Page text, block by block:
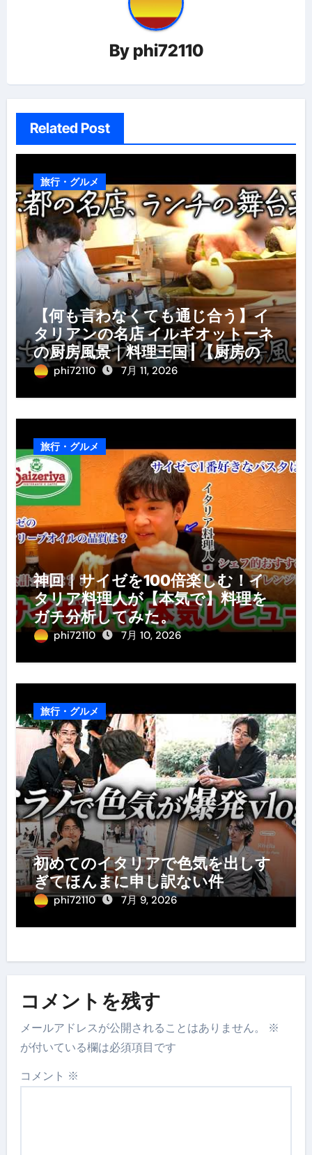
ョ
ン
By phi72110
Related Post
旅行・グルメ
【何も言わなくても通じ合う】イ
タリアンの名店 イルギオットーネ
の厨房風景｜料理王国 | 【厨房の世
界】【イタリアン】【営業風景】
phi72110 7月 11, 2026
旅行・グルメ
神回｜サイゼを100倍楽しむ！イ
タリア料理人が【本気で】料理を
ガチ分析してみた。
phi72110 7月 10, 2026
旅行・グルメ
初めてのイタリアで色気を出しす
ぎてほんまに申し訳ない件
phi72110 7月 9, 2026
コメントを残す
メールアドレスが公開されることはありません。
※
が付いている欄は必須項目です
コメント ※